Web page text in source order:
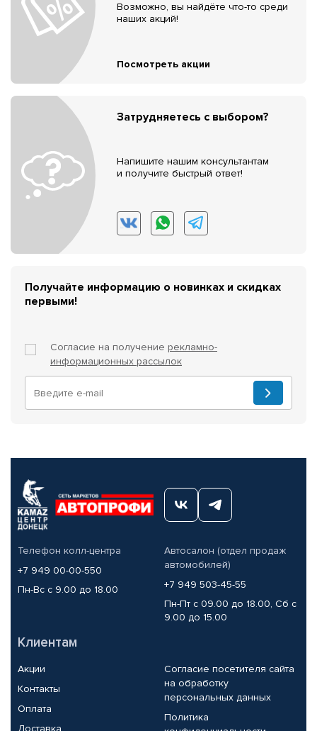
Возможно, вы найдёте что-то среди
наших акций!
Посмотреть акции
Затрудняетесь с выбором?
Напишите нашим консультантам
и получите быстрый ответ!
Получайте информацию о новинках и скидках
первыми!
Согласие на получение рекламно-
информационных рассылок
Телефон колл-центра
+7 949 00-00-550
Пн-Вс с 9.00 до 18.00
Автосалон (отдел продаж
автомобилей)
+7 949 503-45-55
Пн-Пт с 09.00 до 18.00, Сб с
9.00 до 15.00
Клиентам
Акции
Контакты
Оплата
Доставка
Согласие посетителя сайта
на обработку
персональных данных
Политика